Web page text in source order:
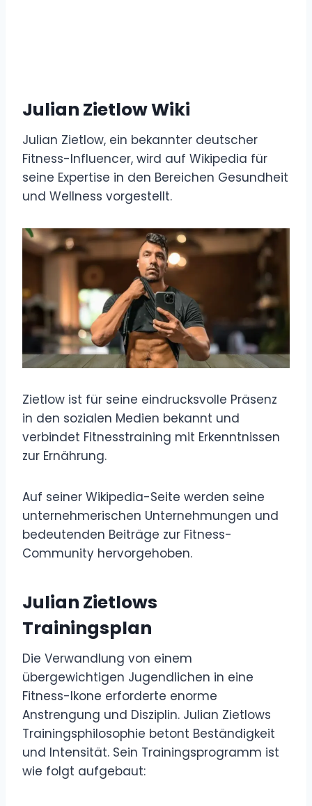
Julian Zietlow Wiki
Julian Zietlow, ein bekannter deutscher
Fitness-Influencer, wird auf Wikipedia für
seine Expertise in den Bereichen Gesundheit
und Wellness vorgestellt.
Zietlow ist für seine eindrucksvolle Präsenz
in den sozialen Medien bekannt und
verbindet Fitnesstraining mit Erkenntnissen
zur Ernährung.
Auf seiner Wikipedia-Seite werden seine
unternehmerischen Unternehmungen und
bedeutenden Beiträge zur Fitness-
Community hervorgehoben.
Julian Zietlows
Trainingsplan
Die Verwandlung von einem
übergewichtigen Jugendlichen in eine
Fitness-Ikone erforderte enorme
Anstrengung und Disziplin. Julian Zietlows
Trainingsphilosophie betont Beständigkeit
und Intensität. Sein Trainingsprogramm ist
wie folgt aufgebaut: